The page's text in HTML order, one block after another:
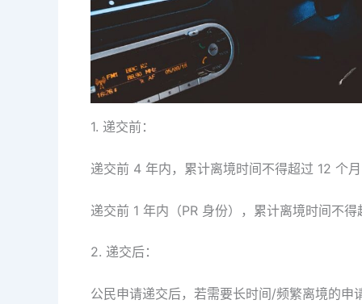
1. 递交前：
递交前 4 年内，累计离境时间不得超过 12 个月
递交前 1 年内（PR 身份），累计离境时间不得
2. 递交后：
公民申请递交后，若需要长时间/频繁离境的申